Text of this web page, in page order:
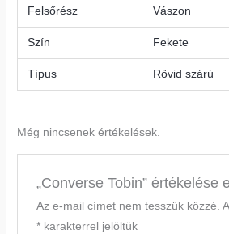
Felsőrész Vászon
Szín Fekete
Típus Rövid szárú
Még nincsenek értékelések.
„Converse Tobin” értékelése
Az e-mail címet nem tesszük közzé.
*karakterrel jelöltük